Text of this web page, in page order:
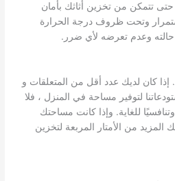
حتى تتمكن من تخزين أثاثك بأمان
وتحت ظروف درجة الحرارة
وعدم تعرضه لأي ضرر.
إذا كان لديك عدد أقل من المتعلقات و
لتوفير مساحة في المنزل ، فلا
للغاية. وإذا كانت مساحتك
من الأمتار المربعة لتخزين